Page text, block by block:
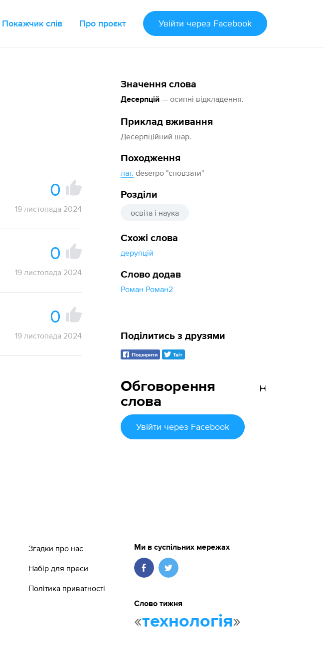
Покажчик слів Про проєкт Увійти через Facebook
Значення слова
Десерпцій — осипні відкладення.
Приклад вживання
Десерпційний шар.
Походження
лат. dēserpō "сповзати"
Розділи
освіта і наука
Схожі слова
дерупцій
Слово додав
Роман Роман2
0
19 листопада 2024
0
19 листопада 2024
0
19 листопада 2024
Обговорення
слова
Увійти через Facebook
Поділитись з друзями
Поширити Твіт
Згадки про нас
Набір для преси
Політика приватності
Ми в суспільних мережах
Слово тижня
«технологія»